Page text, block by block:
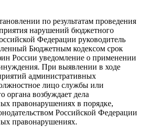
по результатам проведения
нарушений бюджетного
Федерации руководитель
Бюджетным кодексом срок
России уведомление о применении
При выявлении в ходе
административных
лицо службы или
органа возбуждает дела
правонарушениях в порядке,
Российской Федерации
правонарушениях.